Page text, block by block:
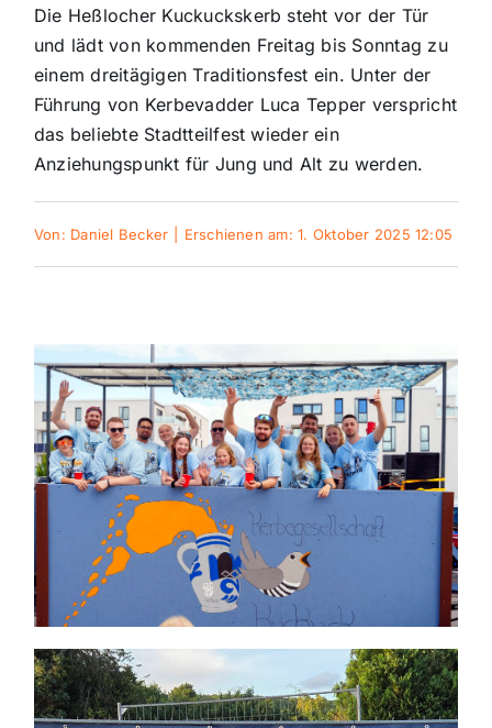
Kultur
Panorama
Polizeimeldungen
Themen und Termine
Gewinnspiele
Die Heßlocher Kuckuckskerb steht vor der Tür
und lädt von kommenden Freitag bis Sonntag zu
einem dreitägigen Traditionsfest ein. Unter der
Führung von Kerbevadder Luca Tepper verspricht
das beliebte Stadtteilfest wieder ein
Anziehungspunkt für Jung und Alt zu werden.
Von: Daniel Becker Erschienen am: 1. Oktober 2025 12:05